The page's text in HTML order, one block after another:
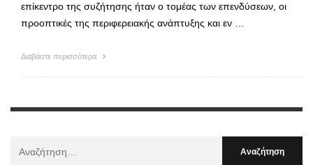
επίκεντρο της συζήτησης ήταν ο τομέας των επενδύσεων, οι
προοπτικές της περιφερειακής ανάπτυξης και εν …
Διαβάστε περισσότερα